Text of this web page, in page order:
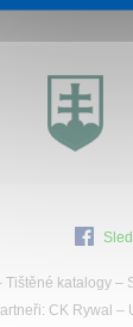
Tištěné katalogy–
CK Rywal –